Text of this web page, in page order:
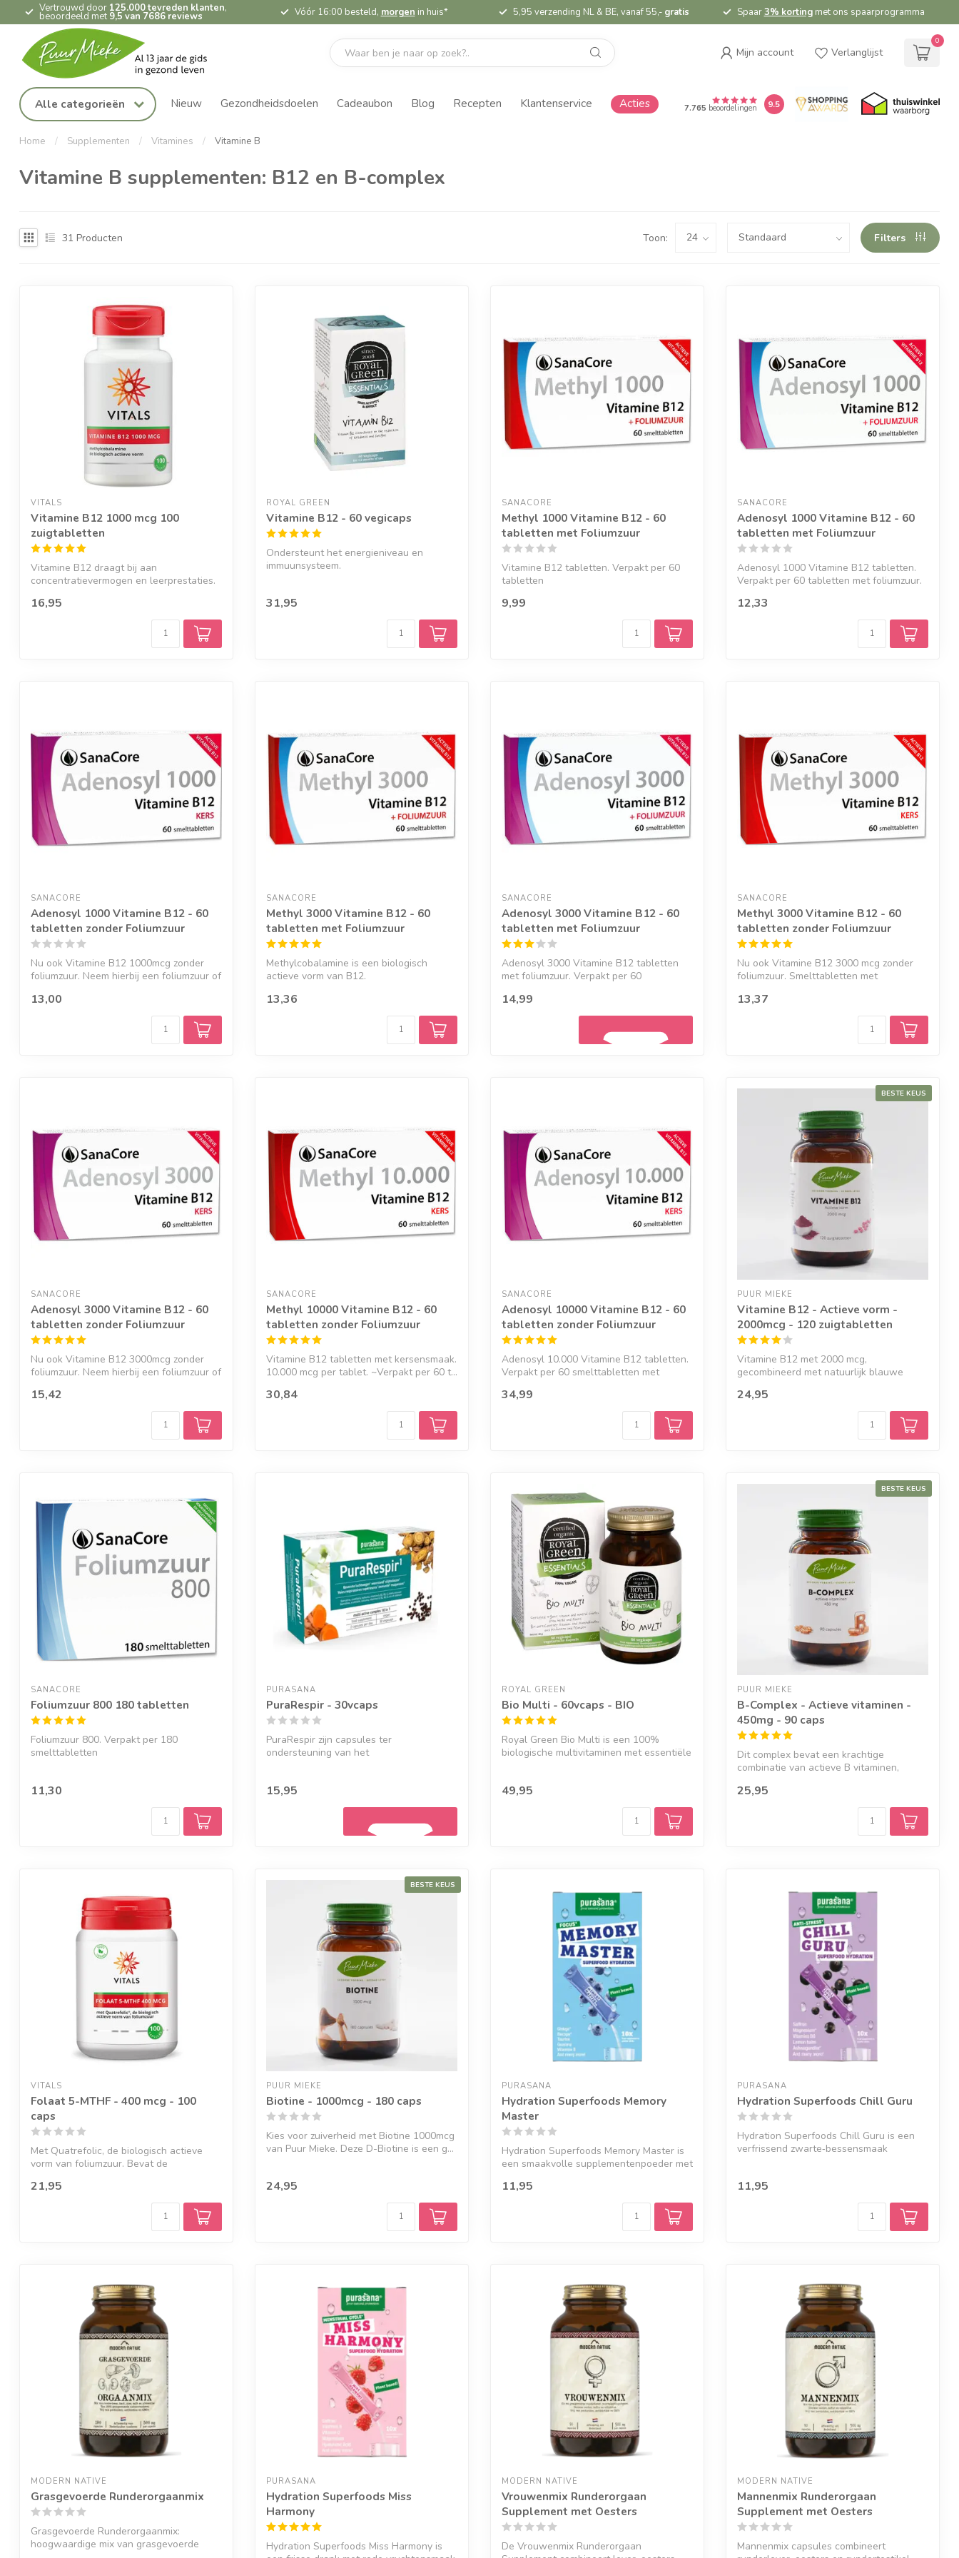
Vertrouwd door 125.000 tevreden klanten,
beoordeeld met 9,5 van 7686 reviews Vóór 16:00 besteld, morgen in huis* 5,95 verzending NL & BE, vanaf 55,- gratis Spaar3% kortingmet ons spaarprogramma
Mijn account Verlanglijst
0
Alle categorieën Nieuw Gezondheidsdoelen Cadeaubon Blog Recepten Klantenservice Acties 7.765 beoordelingen 9.5
Home / Supplementen / Vitamines / Vitamine B
Vitamine B supplementen: B12 en B-complex
31 Producten Toon: Filters
VITALS
Vitamine B12 1000 mcg 100
zuigtabletten
Vitamine B12 draagt bij aan
concentratievermogen en leerprestaties.
16,95
ROYAL GREEN
Vitamine B12 - 60 vegicaps
Ondersteunt het energieniveau en
immuunsysteem.
31,95
SANACORE
Methyl 1000 Vitamine B12 - 60
tabletten met Foliumzuur
Vitamine B12 tabletten. Verpakt per 60
tabletten
9,99
SANACORE
Adenosyl 1000 Vitamine B12 - 60
tabletten met Foliumzuur
Adenosyl 1000 Vitamine B12 tabletten.
Verpakt per 60 tabletten met foliumzuur.
12,33
SANACORE
Adenosyl 1000 Vitamine B12 - 60
tabletten zonder Foliumzuur
Nu ook Vitamine B12 1000mcg zonder
foliumzuur. Neem hierbij een foliumzuur of
13,00
SANACORE
Methyl 3000 Vitamine B12 - 60
tabletten met Foliumzuur
Methylcobalamine is een biologisch
actieve vorm van B12.
13,36
SANACORE
Adenosyl 3000 Vitamine B12 - 60
tabletten met Foliumzuur
Adenosyl 3000 Vitamine B12 tabletten
met foliumzuur. Verpakt per 60
14,99
SANACORE
Methyl 3000 Vitamine B12 - 60
tabletten zonder Foliumzuur
Nu ook Vitamine B12 3000 mcg zonder
foliumzuur. Smelttabletten met
13,37
SANACORE
Adenosyl 3000 Vitamine B12 - 60
tabletten zonder Foliumzuur
Nu ook Vitamine B12 3000mcg zonder
foliumzuur. Neem hierbij een foliumzuur of
15,42
SANACORE
Methyl 10000 Vitamine B12 - 60
tabletten zonder Foliumzuur
Vitamine B12 tabletten met kersensmaak.
10.000 mcg per tablet. ~Verpakt per 60 t...
30,84
SANACORE
Adenosyl 10000 Vitamine B12 - 60
tabletten zonder Foliumzuur
Adenosyl 10.000 Vitamine B12 tabletten.
Verpakt per 60 smelttabletten met
34,99
BESTE KEUS
PUUR MIEKE
Vitamine B12 - Actieve vorm -
2000mcg - 120 zuigtabletten
Vitamine B12 met 2000 mcg,
gecombineerd met natuurlijk blauwe
24,95
SANACORE
Foliumzuur 800 180 tabletten
Foliumzuur 800. Verpakt per 180
smelttabletten
11,30
PURASANA
PuraRespir - 30vcaps
PuraRespir zijn capsules ter
ondersteuning van het
15,95
ROYAL GREEN
Bio Multi - 60vcaps - BIO
Royal Green Bio Multi is een 100%
biologische multivitaminen met essentiële
49,95
BESTE KEUS
PUUR MIEKE
B-Complex - Actieve vitaminen -
450mg - 90 caps
Dit complex bevat een krachtige
combinatie van actieve B vitaminen,
25,95
VITALS
Folaat 5-MTHF - 400 mcg - 100
caps
Met Quatrefolic, de biologisch actieve
vorm van foliumzuur. Bevat de
21,95
BESTE KEUS
PUUR MIEKE
Biotine - 1000mcg - 180 caps
Kies voor zuiverheid met Biotine 1000mcg
van Puur Mieke. Deze D-Biotine is een g...
24,95
PURASANA
Hydration Superfoods Memory
Master
Hydration Superfoods Memory Master is
een smaakvolle supplementenpoeder met
11,95
PURASANA
Hydration Superfoods Chill Guru
Hydration Superfoods Chill Guru is een
verfrissend zwarte‑bessensmaak
11,95
MODERN NATIVE
Grasgevoerde Runderorgaanmix
Grasgevoerde Runderorgaanmix:
hoogwaardige mix van grasgevoerde
PURASANA
Hydration Superfoods Miss
Harmony
Hydration Superfoods Miss Harmony is
MODERN NATIVE
Vrouwenmix Runderorgaan
Supplement met Oesters
De Vrouwenmix Runderorgaan
MODERN NATIVE
Mannenmix Runderorgaan
Supplement met Oesters
Mannenmix capsules combineert